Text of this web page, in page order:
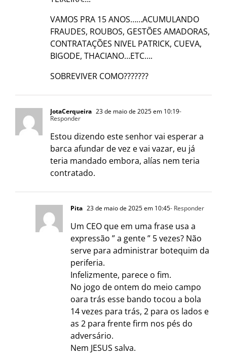
VAMOS PRA 15 ANOS……ACUMULANDO
FRAUDES, ROUBOS, GESTÕES AMADORAS,
CONTRATAÇÕES NIVEL PATRICK, CUEVA,
BIGODE, THACIANO…ETC….
SOBREVIVER COMO???????
JotaCerqueira 23 de maio de 2025 em 10:19-
Responder
Estou dizendo este senhor vai esperar a
barca afundar de vez e vai vazar, eu já
teria mandado embora, alías nem teria
contratado.
Pita 23 de maio de 2025 em 10:45- Responder
Um CEO que em uma frase usa a
expressão ” a gente ” 5 vezes? Não
serve para administrar botequim da
periferia.
Infelizmente, parece o fim.
No jogo de ontem do meio campo
oara trás esse bando tocou a bola
14 vezes para trás, 2 para os lados e
as 2 para frente firm nos pés do
adversário.
Nem JESUS salva.